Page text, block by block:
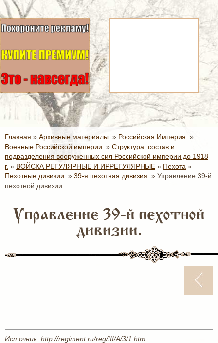
Главная » Архивные материалы. » Российская Империя. »
Военные Российской империи. » Структура, состав и
подразделения вооруженных сил Российской империи до 1918
г. » ВОЙСКА РЕГУЛЯРНЫЕ И ИРРЕГУЛЯРНЫЕ » Пехота »
Пехотные дивизии. » 39-я пехотная дивизия. » Управление 39-й
пехотной дивизии.
Управление 39-й пехотной
дивизии.
Источник: http://regiment.ru/reg/III/A/3/1.htm